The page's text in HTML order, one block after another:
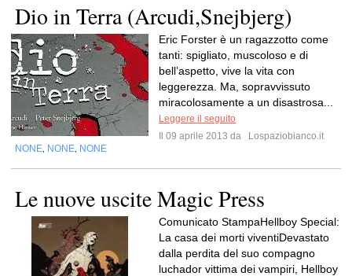
Dio in Terra (Arcudi,Snejbjerg)
Eric Forster è un ragazzotto come
tanti: spigliato, muscoloso e di
bell’aspetto, vive la vita con
leggerezza. Ma, sopravvissuto
miracolosamente a un disastrosa...
Leggere il seguito
Il 09 aprile 2013 da
Lospaziobianco.it
NONE NONE NONE
Le nuove uscite Magic Press
Comunicato StampaHellboy Special:
La casa dei morti viventiDevastato
dalla perdita del suo compagno
luchador vittima dei vampiri, Hellboy